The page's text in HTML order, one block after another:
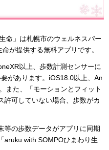
命」は札幌市のウェルネスパー
が提供する無料アプリです。
以上、歩数計測センサーに
があります。iOS18.0以上、An
また、「モーションとフィット
許可していない場合、歩数がカ
の歩数データがアプリに同期
aruku with SOMPOひまわり生